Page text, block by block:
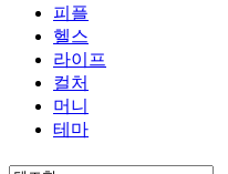
피플
헬스
라이프
컬처
머니
테마